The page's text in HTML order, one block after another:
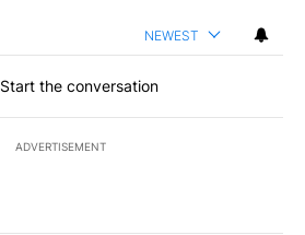
NEWEST
Start the conversation
ADVERTISEMENT